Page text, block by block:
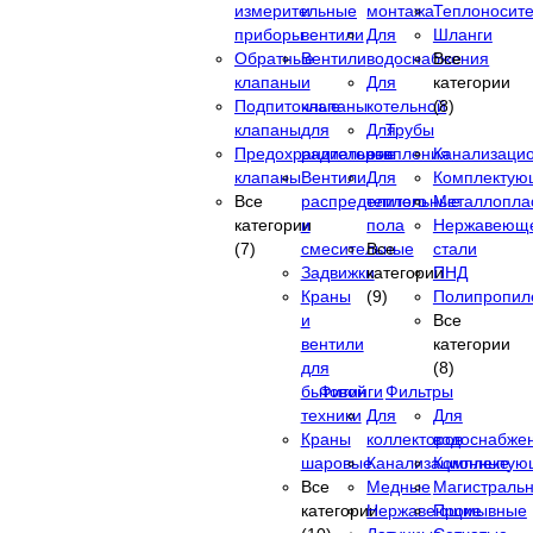
измерительные
приборы
Обратные
клапаны
Подпиточные
клапаны
Предохранительные
клапаны
Все
категории
(7)
и
вентили
Вентили
и
клапаны
для
радиаторов
Вентили
распределительные
и
смесительные
Задвижки
Краны
и
вентили
для
бытовой
техники
Краны
шаровые
Все
категории
монтажа
Для
водоснабжения
Для
котельной
Для
отопления
Для
теплого
пола
Все
категории
(9)
Шланги
Все
категории
(8)
Трубы
стали
ПНД
Все
категории
(8)
Фитинги
Для
коллекторов
Канализационные
Медные
Нержавеющие
Фильтры
Для
Промывные